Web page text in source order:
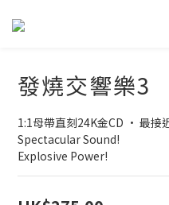
發燒交響樂3
1:1母帶直刻24K金CD • 最接
Spectacular Sound!
Explosive Power!